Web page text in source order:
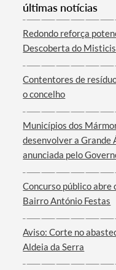
Termo de
Categorias gerais
Filtros
últimas notícias
Redondo reforça
Descoberta do
Contentores de
o concelho
Municípios dos
desenvolver a Grande
anunciada pelo
Concurso público abre
Bairro António Festas
Aviso: Corte no
Aldeia da Serra